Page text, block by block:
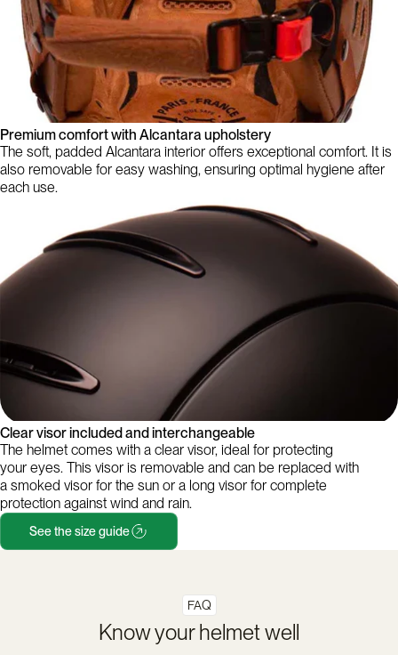
Premium comfort with Alcantara upholstery
The soft, padded Alcantara interior offers exceptional comfort. It is
also removable for easy washing, ensuring optimal hygiene after
each use.
Clear visor included and interchangeable
The helmet comes with a clear visor, ideal for protecting
your eyes. This visor is removable and can be replaced with
a smoked visor for the sun or a long visor for complete
protection against wind and rain.
See the size guide
FAQ
Know your helmet well